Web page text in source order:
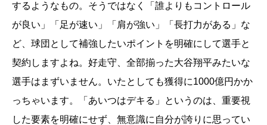
するようなもの。そうではなく「誰よりもコントロール
が良い」「足が速い」「肩が強い」「長打力がある」な
ど、球団として補強したいポイントを明確にして選手と
契約しますよね。好走守、全部揃った大谷翔平みたいな
選手はまずいません。いたとしても獲得に1000億円かか
っちゃいます。「あいつはデキる」というのは、重要視
した要素を明確にせず、無意識に自分が誇りに思ってい